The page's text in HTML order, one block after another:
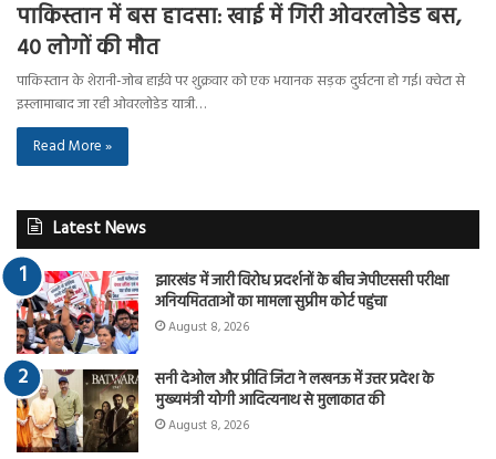
पाकिस्तान में बस हादसा: खाई में गिरी ओवरलोडेड बस,
40 लोगों की मौत
पाकिस्तान के शेरानी-जोब हाईवे पर शुक्रवार को एक भयानक सड़क दुर्घटना हो गई। क्वेटा से
इस्लामाबाद जा रही ओवरलोडेड यात्री…
Read More »
Latest News
झारखंड में जारी विरोध प्रदर्शनों के बीच जेपीएससी परीक्षा
अनियमितताओं का मामला सुप्रीम कोर्ट पहुंचा
August 8, 2026
सनी देओल और प्रीति जिंटा ने लखनऊ में उत्तर प्रदेश के
मुख्यमंत्री योगी आदित्यनाथ से मुलाकात की
August 8, 2026